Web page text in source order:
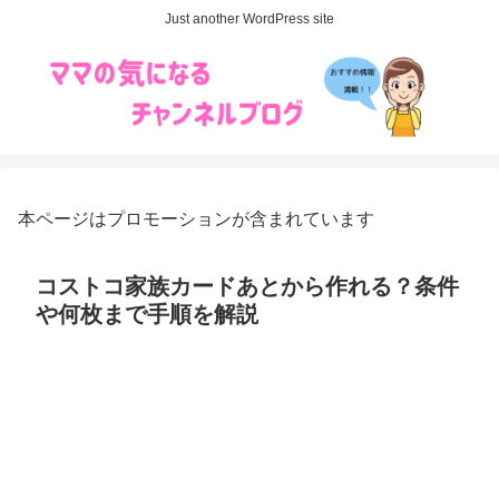
Just another WordPress site
本ページはプロモーションが含まれています
コストコ家族カードあとから作れる？条件
や何枚まで手順を解説